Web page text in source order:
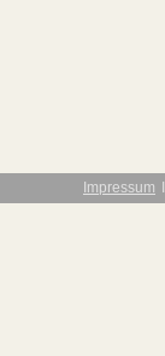
Impressum